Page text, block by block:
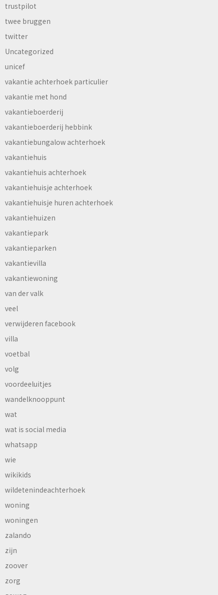
trustpilot
twee bruggen
twitter
Uncategorized
unicef
vakantie achterhoek particulier
vakantie met hond
vakantieboerderij
vakantieboerderij hebbink
vakantiebungalow achterhoek
vakantiehuis
vakantiehuis achterhoek
vakantiehuisje achterhoek
vakantiehuisje huren achterhoek
vakantiehuizen
vakantiepark
vakantieparken
vakantievilla
vakantiewoning
van der valk
veel
verwijderen facebook
villa
voetbal
volg
voordeeluitjes
wandelknooppunt
wat
wat is social media
whatsapp
wie
wikikids
wildetenindeachterhoek
woning
woningen
zalando
zijn
zoover
zorg